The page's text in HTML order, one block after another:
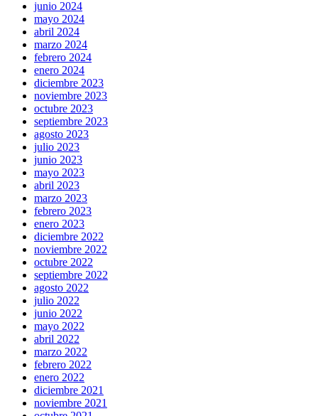
junio 2024
mayo 2024
abril 2024
marzo 2024
febrero 2024
enero 2024
diciembre 2023
noviembre 2023
octubre 2023
septiembre 2023
agosto 2023
julio 2023
junio 2023
mayo 2023
abril 2023
marzo 2023
febrero 2023
enero 2023
diciembre 2022
noviembre 2022
octubre 2022
septiembre 2022
agosto 2022
julio 2022
junio 2022
mayo 2022
abril 2022
marzo 2022
febrero 2022
enero 2022
diciembre 2021
noviembre 2021